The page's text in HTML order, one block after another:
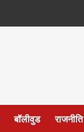
बॉलीवुड राजनीति